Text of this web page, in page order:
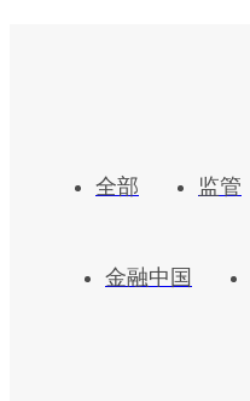
全部 监管
金融中国